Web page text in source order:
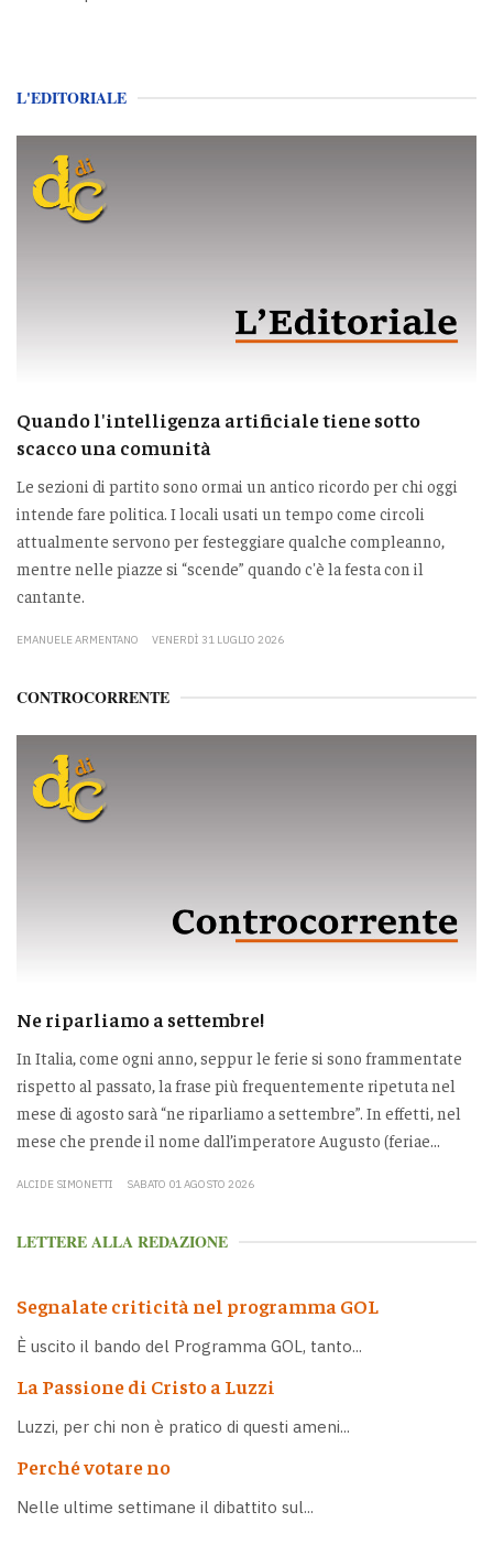
L'EDITORIALE
Quando l'intelligenza artificiale tiene sotto
scacco una comunità
Le sezioni di partito sono ormai un antico ricordo per chi oggi
intende fare politica. I locali usati un tempo come circoli
attualmente servono per festeggiare qualche compleanno,
mentre nelle piazze si “scende” quando c'è la festa con il
cantante.
EMANUELE ARMENTANO VENERDÌ 31 LUGLIO 2026
CONTROCORRENTE
Ne riparliamo a settembre!
In Italia, come ogni anno, seppur le ferie si sono frammentate
rispetto al passato, la frase più frequentemente ripetuta nel
mese di agosto sarà “ne riparliamo a settembre”. In effetti, nel
mese che prende il nome dall’imperatore Augusto (feriae...
ALCIDE SIMONETTI SABATO 01 AGOSTO 2026
LETTERE ALLA REDAZIONE
Segnalate criticità nel programma GOL
È uscito il bando del Programma GOL, tanto...
La Passione di Cristo a Luzzi
Luzzi, per chi non è pratico di questi ameni...
Perché votare no
Nelle ultime settimane il dibattito sul...